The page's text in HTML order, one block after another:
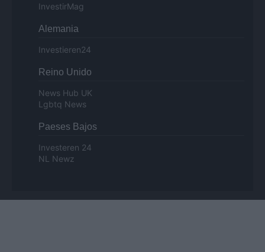
InvestirMag
Alemania
Investieren24
Reino Unido
News Hub UK
Lgbtq News
Paeses Bajos
Investeren 24
NL Newz